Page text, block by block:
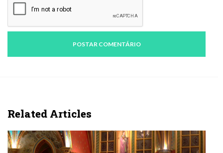
Related Articles